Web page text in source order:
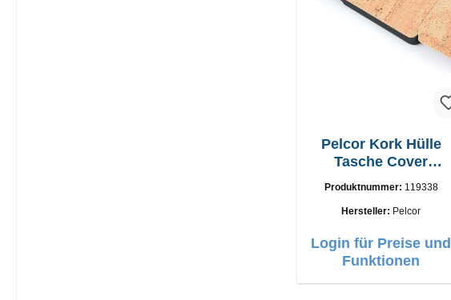
Pelcor Kork Hülle
Tasche Cover
Produktnummer: 119338
Hersteller: Pelcor
Login für Preise und
Funktionen